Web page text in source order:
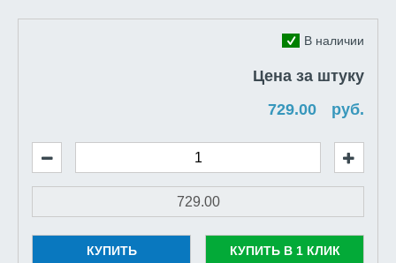
В наличии
Цена за штуку
руб.
КУПИТЬ КУПИТЬ В 1 КЛИК